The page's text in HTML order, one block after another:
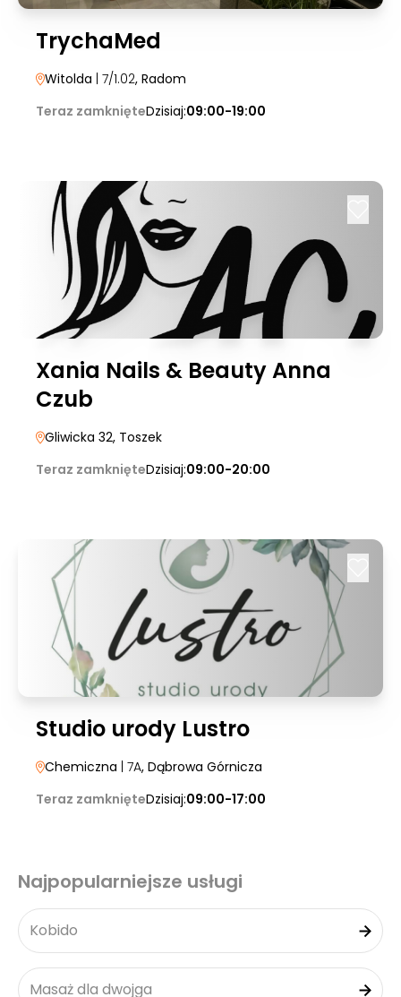
TrychaMed
Witolda | 7/1.02, Radom
Teraz zamknięteDzisiaj:09:00-19:00
Xania Nails & Beauty Anna
Czub
Gliwicka 32, Toszek
Teraz zamknięteDzisiaj:09:00-20:00
Studio urody Lustro
Chemiczna | 7A, Dąbrowa Górnicza
Teraz zamknięteDzisiaj:09:00-17:00
Najpopularniejsze usługi
Kobido
Masaż dla dwojga